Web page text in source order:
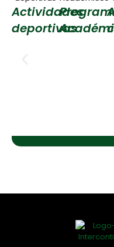
Actividades
deportivas